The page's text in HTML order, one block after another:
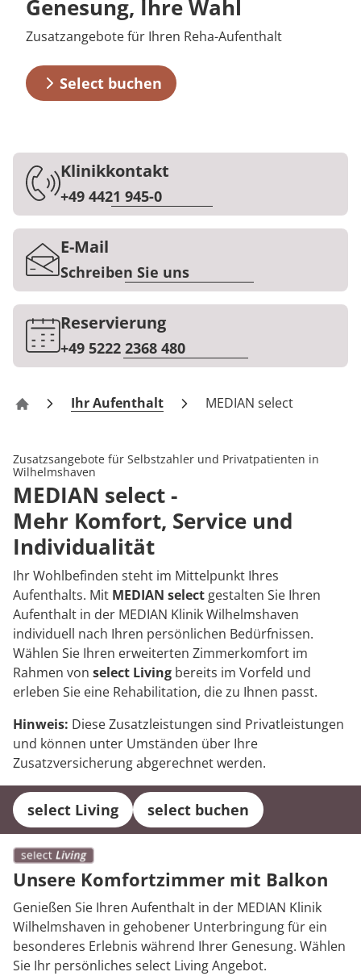
Downloads
FAQs
Kosten & Kostenträger
Checkliste zum Start
Kinder-und Jugendreha
Stoffwechselerkrankungen
Gynäkologie
HTS & Cochlea
Long Covid
Pneumologie
Rheumatologie
Prävention
Qualität & Expertise
Energiepolitik
Ihr Weg zu MEDIAN
Kosten & Kostenträger
Reha FAQ
Über MEDIAN
Kooperationen
Presse
Blog
Genesung, Ihre Wahl
Zusatzangebote für Ihren Reha-Aufenthalt
Select buchen
Klinikkontakt
+49 4421 945-0
E-Mail
Schreiben Sie uns
Reservierung
+49 5222 2368 480
Klinik Wilhelmshaven
Ihr Aufenthalt MEDIAN select
Zusatzsangebote für Selbstzahler und Privatpatienten in
Wilhelmshaven
MEDIAN select -
Mehr Komfort, Service und
Individualität
Ihr Wohlbefinden steht im Mittelpunkt Ihres
Aufenthalts. Mit MEDIAN select gestalten Sie Ihren
Aufenthalt in der MEDIAN Klinik Wilhelmshaven
individuell nach Ihren persönlichen Bedürfnissen.
Wählen Sie Ihren erweiterten Zimmerkomfort im
Rahmen von select Living bereits im Vorfeld und
erleben Sie eine Rehabilitation, die zu Ihnen passt.
Hinweis: Diese Zusatzleistungen sind Privatleistungen
und können unter Umständen über Ihre
Zusatzversicherung abgerechnet werden.
select Living select buchen
Unsere Komfortzimmer mit Balkon
Genießen Sie Ihren Aufenthalt in der MEDIAN Klinik
Wilhelmshaven in gehobener Unterbringung für ein
besonderes Erlebnis während Ihrer Genesung. Wählen
Sie Ihr persönliches select Living Angebot.